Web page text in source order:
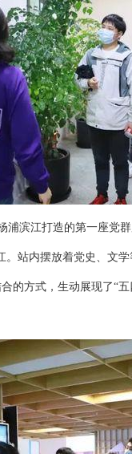
浦滨江打造的第一座党
。站内摆放着党史、
的方式，生动展现了“